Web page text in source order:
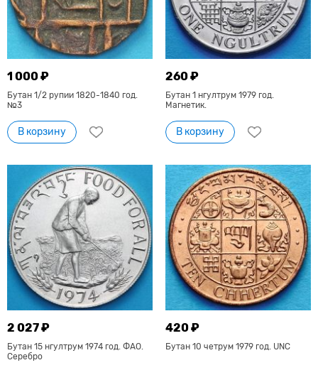
1 000 ₽
Бутан 1/2 рупии 1820-1840 год.
№3
В корзину
260 ₽
Бутан 1 нгултрум 1979 год.
Магнетик.
В корзину
2 027 ₽
Бутан 15 нгултрум 1974 год. ФАО.
Серебро
420 ₽
Бутан 10 четрум 1979 год. UNC